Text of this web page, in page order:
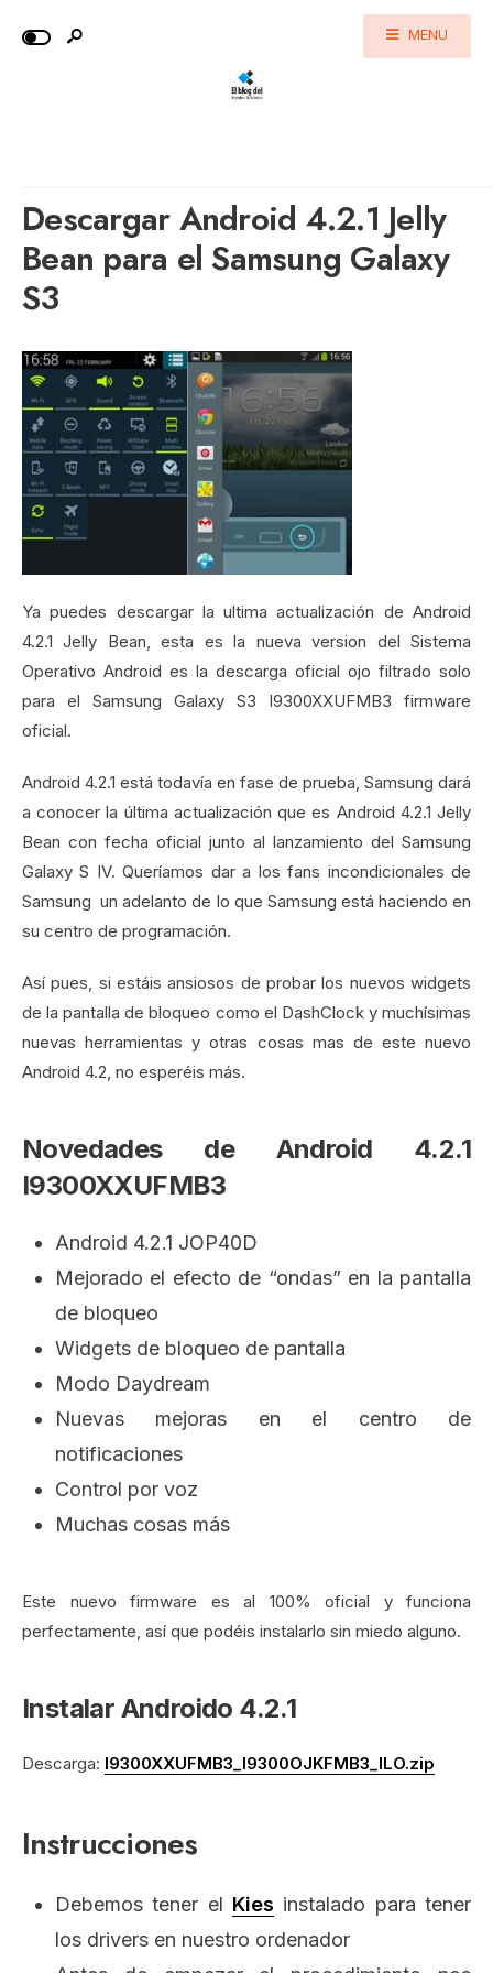
MENU
Descargar Android 4.2.1 Jelly
Bean para el Samsung Galaxy
S3
Ya puedes descargar la ultima actualización de Android
4.2.1 Jelly Bean, esta es la nueva version del Sistema
Operativo Android es la descarga oficial ojo filtrado solo
para el Samsung Galaxy S3 I9300XXUFMB3 firmware
oficial.
Android 4.2.1 está todavía en fase de prueba, Samsung dará
a conocer la última actualización que es Android 4.2.1 Jelly
Bean con fecha oficial junto al lanzamiento del Samsung
Galaxy S IV. Queríamos dar a los fans incondicionales de
Samsung un adelanto de lo que Samsung está haciendo en
su centro de programación.
Así pues, si estáis ansiosos de probar los nuevos widgets
de la pantalla de bloqueo como el DashClock y muchísimas
nuevas herramientas y otras cosas mas de este nuevo
Android 4.2, no esperéis más.
Novedades de Android 4.2.1
I9300XXUFMB3
Android 4.2.1 JOP40D
Mejorado el efecto de “ondas” en la pantalla
de bloqueo
Widgets de bloqueo de pantalla
Modo Daydream
Nuevas mejoras en el centro de
notificaciones
Control por voz
Muchas cosas más
Este nuevo firmware es al 100% oficial y funciona
perfectamente, así que podéis instalarlo sin miedo alguno.
Instalar Androido 4.2.1
Descarga: I9300XXUFMB3_I9300OJKFMB3_ILO.zip
Instrucciones
Debemos tener el Kies instalado para tener
los drivers en nuestro ordenador